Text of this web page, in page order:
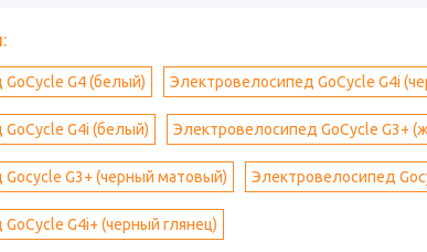
G4 (белый) Электровелосипед GoCycle G4i
G4i (белый) Электровелосипед GoCycle G3+
G3+ (черный матовый) Электровелосипед
G4i+ (черный глянец)